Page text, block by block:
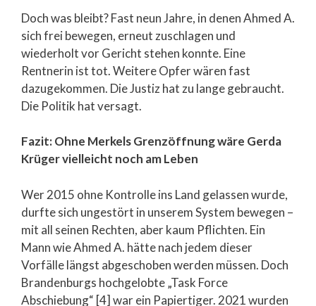
Doch was bleibt? Fast neun Jahre, in denen Ahmed A.
sich frei bewegen, erneut zuschlagen und
wiederholt vor Gericht stehen konnte. Eine
Rentnerin ist tot. Weitere Opfer wären fast
dazugekommen. Die Justiz hat zu lange gebraucht.
Die Politik hat versagt.
Fazit: Ohne Merkels Grenzöffnung wäre Gerda
Krüger vielleicht noch am Leben
Wer 2015 ohne Kontrolle ins Land gelassen wurde,
durfte sich ungestört in unserem System bewegen –
mit all seinen Rechten, aber kaum Pflichten. Ein
Mann wie Ahmed A. hätte nach jedem dieser
Vorfälle längst abgeschoben werden müssen. Doch
Brandenburgs hochgelobte „Task Force
Abschiebung“ [4] war ein Papiertiger. 2021 wurden